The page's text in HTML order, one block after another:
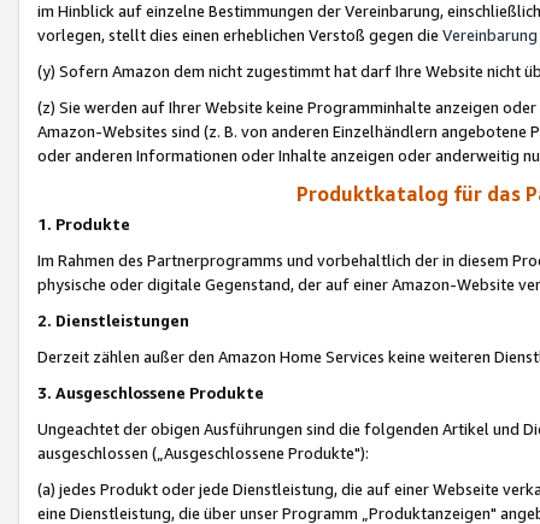
im Hinblick auf einzelne Bestimmungen der Vereinbarung,
vorlegen, stellt dies einen erheblichen Verstoß gegen die Vereinbarung
(y) Sofern Amazon dem nicht zugestimmt hat darf Ihre Website nicht
(z) Sie werden auf Ihrer Website keine Programminhalte anzeigen
Amazon-Websites sind (z. B. von anderen Einzelhändlern
oder anderen Informationen oder Inhalte anzeigen oder anderweitig
Produktkatalog für das
1. Produkte
Im Rahmen des Partnerprogramms und vorbehaltlich der in diesem
physische oder digitale Gegenstand, der auf einer Amazon-Website
2. Dienstleistungen
Derzeit zählen außer den Amazon Home Services keine weiteren
3. Ausgeschlossene Produkte
Ungeachtet der obigen Ausführungen sind die folgenden Artikel und
ausgeschlossen („Ausgeschlossene Produkte"):
(a) jedes Produkt oder jede Dienstleistung, die auf einer Webseite
eine Dienstleistung, die über unser Programm „Produktanzeigen"